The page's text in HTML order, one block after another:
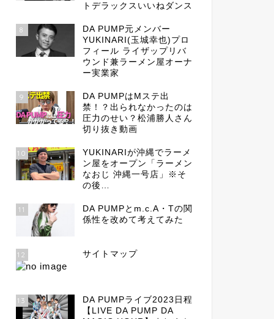
トデラックスいいねダンス
8
DA PUMP元メンバー
YUKINARI(玉城幸也)プロ
フィール ライザップリバ
ウンド兼ラーメン屋オーナ
ー実業家
9
DA PUMPはMステ出
禁！？出られなかったのは
圧力のせい？松浦勝人さん
切り抜き動画
10
YUKINARIが沖縄でラーメ
ン屋をオープン「ラーメン
なおじ 沖縄一号店」※そ
の後…
11
DA PUMPとm.c.A・Tの関
係性を改めて考えてみた
12 サイトマップ
13
DA PUMPライブ2023日程
【LIVE DA PUMP DA